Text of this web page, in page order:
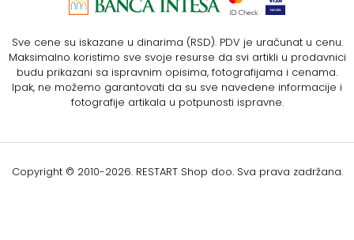
Sve cene su iskazane u dinarima (RSD). PDV je uračunat u cenu.
Maksimalno koristimo sve svoje resurse da svi artikli u prodavnici
budu prikazani sa ispravnim opisima, fotografijama i cenama.
Ipak, ne možemo garantovati da su sve navedene informacije i
fotografije artikala u potpunosti ispravne.
Copyright © 2010-2026. RESTART Shop doo. Sva prava zadržana.